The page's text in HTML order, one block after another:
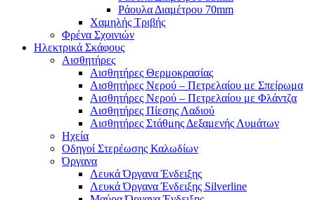
Ράουλα Διαμέτρου 70mm
Χαμηλής Τριβής
Φρένα Σχοινιών
Ηλεκτρικά Σκάφους
Αισθητήρες
Αισθητήρες Θερμοκρασίας
Αισθητήρες Νερού – Πετρελαίου με Σπείρωμα
Αισθητήρες Νερού – Πετρελαίου με Φλάντζα
Αισθητήρες Πίεσης Λαδιού
Αισθητήρες Στάθμης Δεξαμενής Λυμάτων
Ηχεία
Οδηγοί Στερέωσης Καλωδίων
Όργανα
Λευκά Όργανα Ένδειξης
Λευκά Όργανα Ένδειξης Silverline